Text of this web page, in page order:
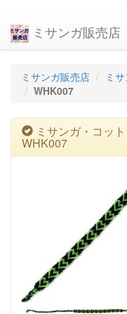
ミサンガ販売店
ミサンガ販売店 ミ
WHK007
ミサンガ・コッ
WHK007